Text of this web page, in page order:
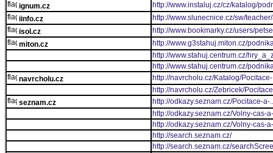
ignum.cz
http://www.instaluj.cz/cz/katalog/
iinfo.cz
http://www.slunecnice.cz/sw/
isol.cz
http://www.bookmarky.cz/users/petse
miton.cz
http://www.g3stahuj.miton.cz/
http://www.stahuj.centrum.cz/
http://www.stahuj.centrum.cz/
navrcholu.cz
http://navrcholu.cz/Katalog/
http://navrcholu.cz/Zebricek/
seznam.cz
http://odkazy.seznam.cz/Pocitace-
http://odkazy.seznam.cz/Volny-cas-
http://odkazy.seznam.cz/Volny-
http://search.seznam.cz/
http://search.seznam.cz/